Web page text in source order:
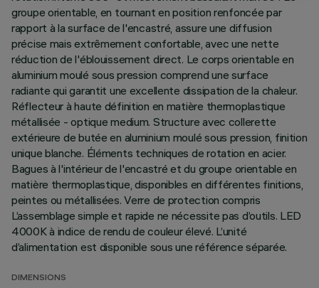
groupe orientable, en tournant en position renfoncée par
rapport à la surface de l'encastré, assure une diffusion
précise mais extrêmement confortable, avec une nette
réduction de l'éblouissement direct. Le corps orientable en
aluminium moulé sous pression comprend une surface
radiante qui garantit une excellente dissipation de la chaleur.
Réflecteur à haute définition en matière thermoplastique
métallisée - optique medium. Structure avec collerette
extérieure de butée en aluminium moulé sous pression, finition
unique blanche. Éléments techniques de rotation en acier.
Bagues à l'intérieur de l'encastré et du groupe orientable en
matière thermoplastique, disponibles en différentes finitions,
peintes ou métallisées. Verre de protection compris
L’assemblage simple et rapide ne nécessite pas d’outils. LED
4000K à indice de rendu de couleur élevé. L’unité
d’alimentation est disponible sous une référence séparée.
DIMENSIONS